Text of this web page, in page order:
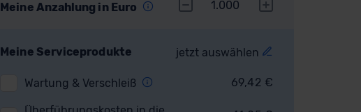
Meine Anzahlung in Euro 1.000
Meine Serviceprodukte jetzt auswählen
Wartung & Verschleiß 69,42 €